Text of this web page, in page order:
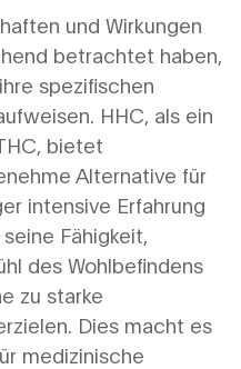
und Wirkungen
betrachtet haben,
spezifischen
HHC, als ein
bietet
Alternative für
intensive Erfahrung
Fähigkeit,
des Wohlbefindens
zu starke
Dies macht es
medizinische